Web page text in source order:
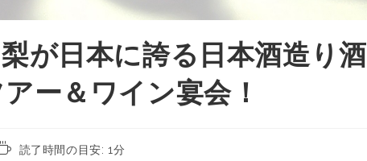
が日本に誇る日本酒造り酒
ー＆ワイン宴会！
読了時間の目安: 1分